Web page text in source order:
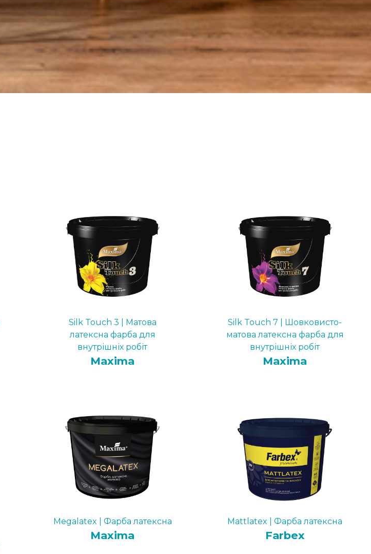
Silk Touch 3 | Матова
латексна фарба для
внутрішніх робіт
Maxima
Silk Touch 7 | Шовковисто-
матова латексна фарба для
внутрішніх робіт
Maxima
Megalatex | Фарба латексна
Maxima
Mattlatex | Фарба латексна
Farbex